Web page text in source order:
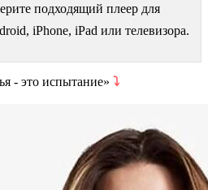
подходящий плеер для
iPhone, iPad или телевизора.
- это испытание» ⤵